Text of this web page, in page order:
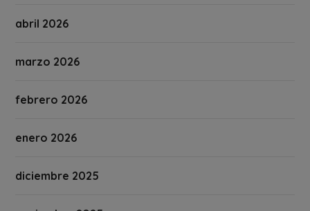
abril 2026
marzo 2026
febrero 2026
enero 2026
diciembre 2025